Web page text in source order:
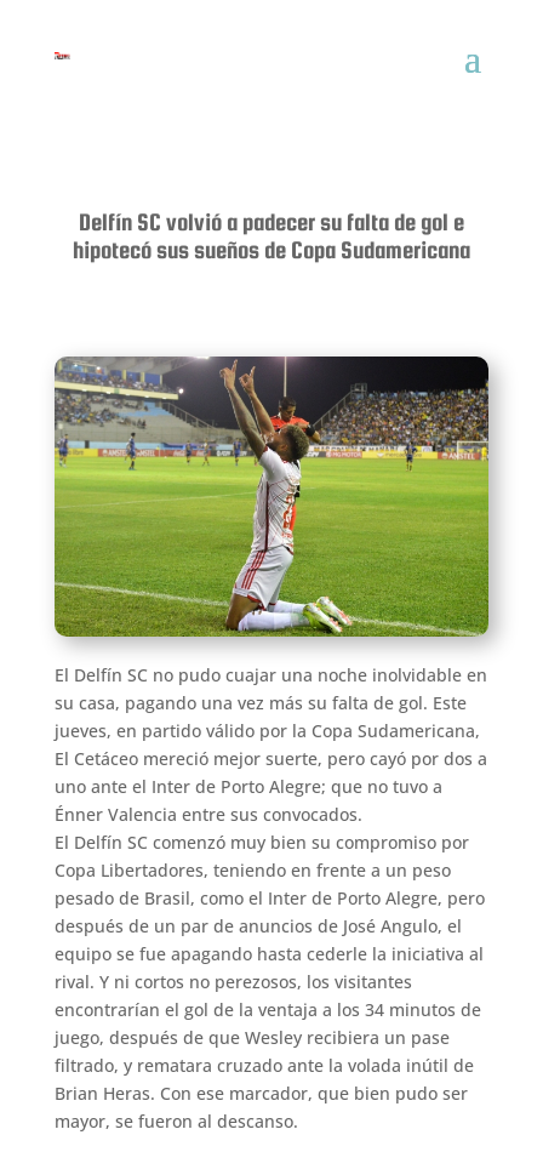
Delfín SC volvió a padecer su falta de gol e
hipotecó sus sueños de Copa Sudamericana
El Delfín SC no pudo cuajar una noche inolvidable en
su casa, pagando una vez más su falta de gol. Este
jueves, en partido válido por la Copa Sudamericana,
El Cetáceo mereció mejor suerte, pero cayó por dos a
uno ante el Inter de Porto Alegre; que no tuvo a
Énner Valencia entre sus convocados.
El Delfín SC comenzó muy bien su compromiso por
Copa Libertadores, teniendo en frente a un peso
pesado de Brasil, como el Inter de Porto Alegre, pero
después de un par de anuncios de José Angulo, el
equipo se fue apagando hasta cederle la iniciativa al
rival. Y ni cortos no perezosos, los visitantes
encontrarían el gol de la ventaja a los 34 minutos de
juego, después de que Wesley recibiera un pase
filtrado, y rematara cruzado ante la volada inútil de
Brian Heras. Con ese marcador, que bien pudo ser
mayor, se fueron al descanso.